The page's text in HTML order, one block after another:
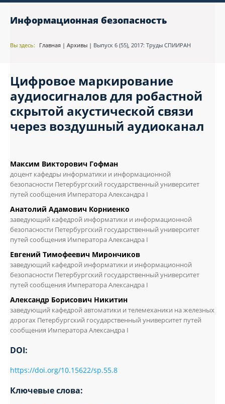
Информационная безопасность
Вы здесь: Главная | Архивы | Выпуск 6 (55), 2017: Труды СПИИРАН
Цифровое маркирование
аудиосигналов для робастной
скрытой акустической связи
через воздушный аудиоканал
Максим Викторович Гофман
доцент кафедры информатики и информационной
безопасности Петербургский государственный университет
путей сообщения Императора Александра I
Анатолий Адамович Корниенко
заведующий кафедрой информатики и информационной
безопасности Петербургский государственный университет
путей сообщения Императора Александра I
Евгений Тимофеевич Мирончиков
заведующий кафедрой информатики и информационной
безопасности Петербургский государственный университет
путей сообщения Императора Александра I
Александр Борисович Никитин
заведующий кафедрой автоматики и телемеханики на железных
дорогах Петербургский государственный университет путей
сообщения Императора Александра I
DOI:
https://doi.org/10.15622/sp.55.8
Ключевые слова: